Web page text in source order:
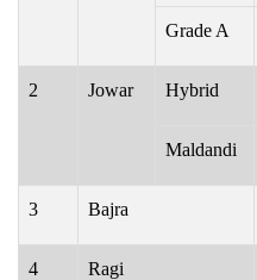
Grade A
2 Jowar Hybrid
Maldandi
3 Bajra
4 Ragi